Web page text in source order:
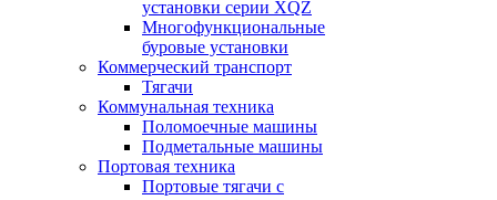
установки серии XQZ
Многофункциональные
буровые установки
Коммерческий транспорт
Тягачи
Коммунальная техника
Поломоечные машины
Подметальные машины
Портовая техника
Портовые тягачи с